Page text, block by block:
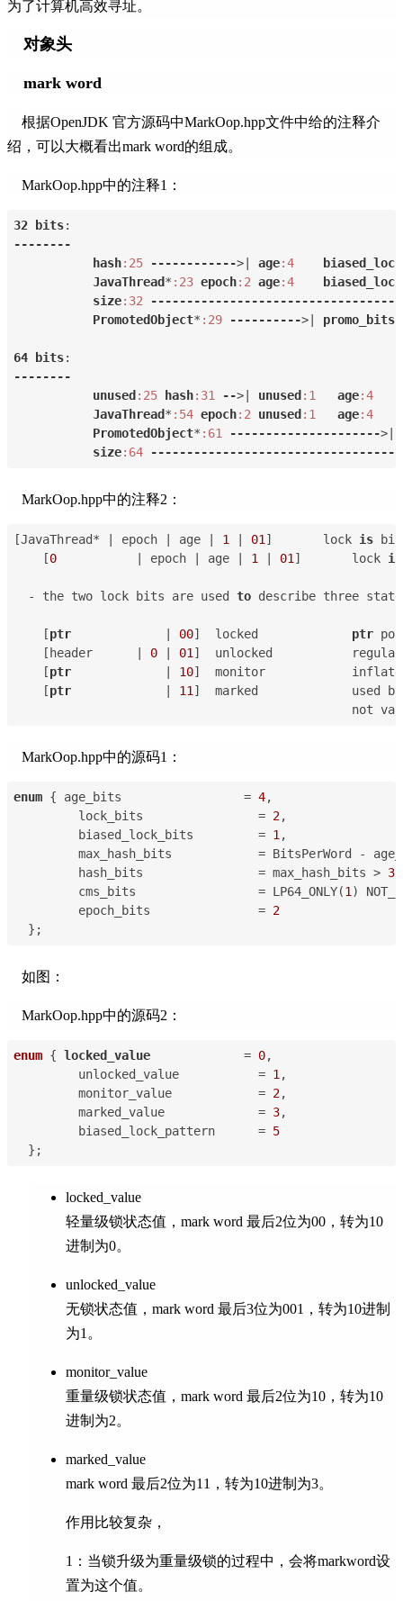
为了计算机高效寻址。
对象头
mark word
根据OpenJDK 官方源码中MarkOop.hpp文件中给的注释介
绍，可以大概看出mark word的组成。
MarkOop.hpp中的注释1：
32 bits:
--------
hash:25 ------------>| age:4 biased_lock
JavaThread* :23 epoch:2 age:4 biased_lock
size:32
PromotedObject* :29 ---------->| promo_bits
64 bits:
--------
unused :25 hash:31 -->| unused :1 age:4
JavaThread* :54 epoch:2 unused :1 age:4
PromotedObject* :61 --------------------->|
size:64
MarkOop.hpp中的注释2：
[JavaThread* | epoch | age | 1 01 ]       lock is
    [
0
           | epoch | age |
1 01 ]       lock is
  - the two lock bits are used
to describe three state
    [
ptr 00]  locked ptr
    [header      |
0 01 ]  unlocked           regular
    [
ptr 10]  monitor
    [
ptr 11 ]  marked             used by
not
MarkOop.hpp中的源码1：
enum { age_bits                 = 4,
         lock_bits                =
2,
         biased_lock_bits         =
1 ,
max_hash_bits            = BitsPerWord -
         hash_bits                = max_hash_bits >
31
         cms_bits                 = LP64_ONLY(
1 )
         epoch_bits               =
2
  };
如图：
MarkOop.hpp中的源码2：
enum { locked_value
             =
0,
         unlocked_value           =
1 ,
         monitor_value            =
2,
         marked_value             =
3,
         biased_lock_pattern      =
5
  };
locked_value
轻量级锁状态值，mark word 最后2位为00，转为10
进制为0。
unlocked_value
无锁状态值，mark word 最后3位为001，转为10进制
为1。
monitor_value
重量级锁状态值，mark word 最后2位为10，转为10
进制为2。
marked_value
mark word 最后2位为11，转为10进制为3。
作用比较复杂，
1：当锁升级为重量级锁的过程中，会将markword设
置为这个值。